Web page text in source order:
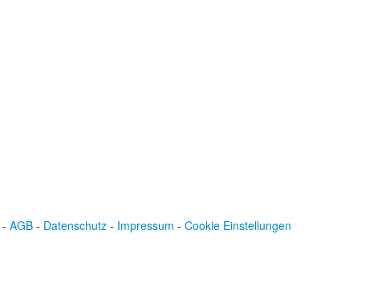
- AGB - Datenschutz - Impressum - Cookie Einstellungen